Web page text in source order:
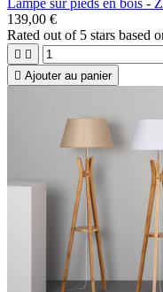
139,00 €
Rated out of 5 stars based
 
 Ajouter au panier